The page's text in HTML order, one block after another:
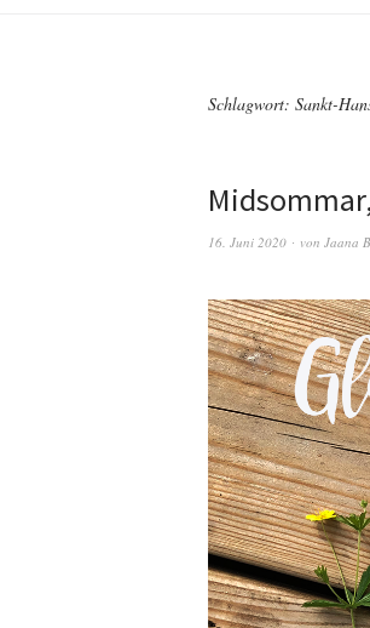
Schlagwort: Sankt-
16. Juni 2020 von Jaana